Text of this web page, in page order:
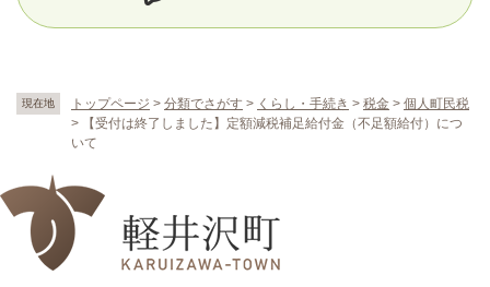
現在地 トップページ > 分類でさがす > くらし・手続き > 税金 > 個人町民税
>
【受付は終了しました】定額減税補足給付金（不足額給付）につ
いて